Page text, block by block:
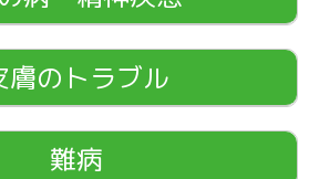
膚のトラブル
難病